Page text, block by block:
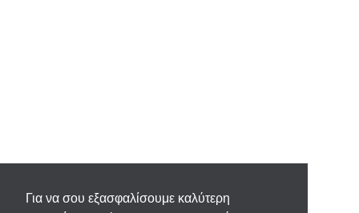
Για να σου εξασφαλίσουμε καλύτερη